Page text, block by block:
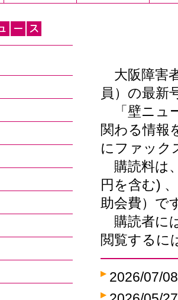
大阪障害
員）の最新
「壁ニュ
関わる情報
にファック
購読料は
円を含む)
助会費）で
購読者に
閲覧するに
2026/07/